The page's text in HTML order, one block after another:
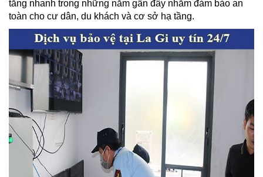
tăng nhanh trong những năm gần đây nhằm đảm bảo an
toàn cho cư dân, du khách và cơ sở hạ tầng.